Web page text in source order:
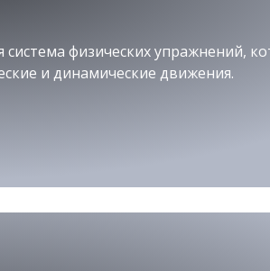
физических упражнений,
и динамические движения.